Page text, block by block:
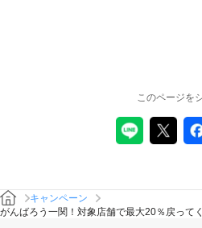
が同時開催する他の総付キ
るPayPayボーナスの額が最
す。PayPay株式会社が指定
複適用されることはありませ
ときにはそれらも適用され
てのPayPayボーナスの付与
このページを
キャンペーン
がんばろう一関！対象店舗で最大20％戻って